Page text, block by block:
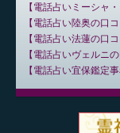
電話占いミーシャ
電話占い陸奥の口
電話占い法蓮の口
電話占いヴェルニ
電話占い宜保鑑定